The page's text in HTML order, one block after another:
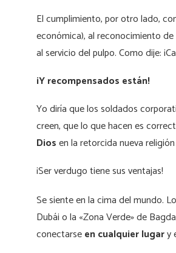
El cumplimiento, por otro lado,
económica), al reconocimiento
al servicio del pulpo. Como dije:
¡Y recompensados están!
Yo diría que los soldados
creen, que lo que hacen es
Diosen la retorcida nueva
¡Ser verdugo tiene sus ventajas!
Se siente en la cima del mundo.
Dubái o la «Zona Verde» de
conectarseen cualquier lugary